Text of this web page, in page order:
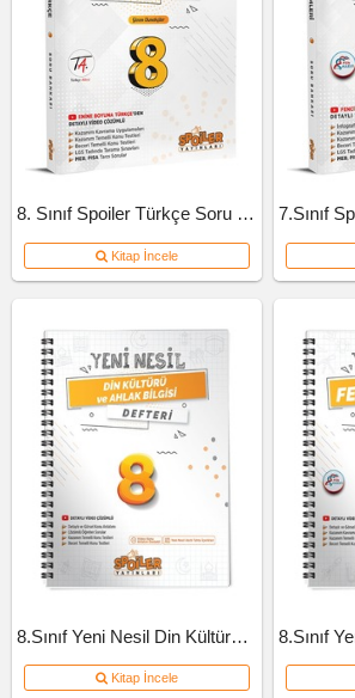
8. Sınıf Spoiler Türkçe Soru Bankası
Kitap İncele
8.Sınıf Yeni Nesil Din Kültürü Defteri
Kitap İncele